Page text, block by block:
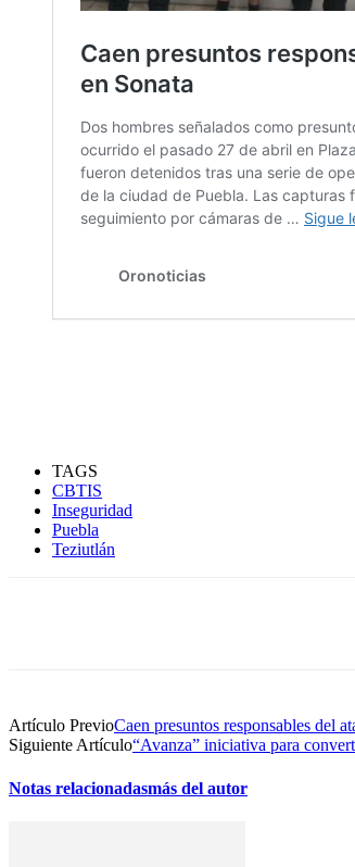
TAGS
CBTIS
Inseguridad
Puebla
Teziutlán
Artículo PrevioCaen presuntos responsables del
Siguiente Artículo“Avanza” iniciativa para
Notas relacionadasmás del autor